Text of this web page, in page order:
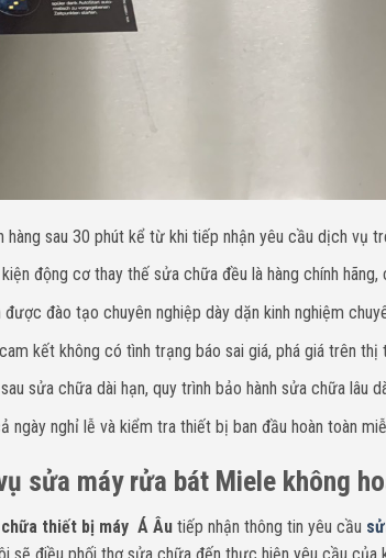
hàng sau 30 phút kể từ khi tiếp nhận yêu cầu dịch vụ
động cơ thay thế sửa chữa đều là hàng chính
đào tạo chuyên nghiệp dày dặn kinh nghiệm
kết không có tình trạng báo sai giá, phá giá trên thị
sửa chữa dài hạn, quy trình bảo hành sửa chữa lâu
ngày nghỉ lễ và kiểm tra thiết bị ban đầu hoàn toàn
sửa máy rửa bát Miele không
thiết bị máy Á Âu tiếp nhận thông tin yêu cầu